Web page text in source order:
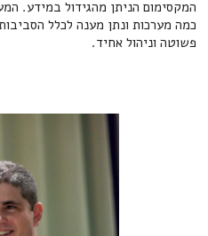
כמה מערכות ונתן מענה לכלל
פשוטה וניהול אחיד.